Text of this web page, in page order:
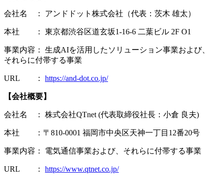
会社名 ： アンドドット株式会社（代表：茨木 雄太）
本社 ： 東京都渋谷区道玄坂1-16-6 二葉ビル 2F O1
事業内容： 生成AIを活用したソリューション事業および、
それらに付帯する事業
URL ： https://and-dot.co.jp/
【会社概要】
会社名 ： 株式会社QTnet (代表取締役社長：小倉 良夫)
本社 ：〒810-0001 福岡市中央区天神一丁目12番20号
事業内容： 電気通信事業および、それらに付帯する事業
URL ： https://www.qtnet.co.jp/